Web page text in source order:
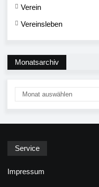
Verein
Vereinsleben
Monatsarchiv
Service
Impressum